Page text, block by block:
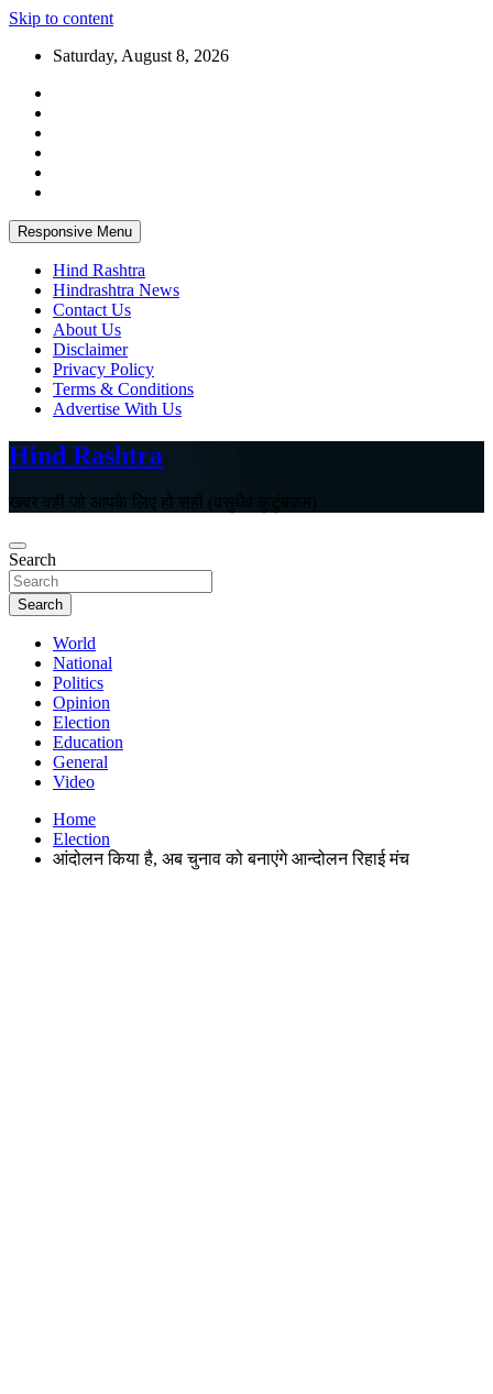
Skip to content
Saturday, August 8, 2026
Responsive Menu
Hind Rashtra
Hindrashtra News
Contact Us
About Us
Disclaimer
Privacy Policy
Terms & Conditions
Advertise With Us
Hind Rashtra
खबर वही जो आपके लिए हो सही (वसुधैव कुटुंबकम)
Search
Search
World
National
Politics
Opinion
Election
Education
General
Video
Home
Election
आंदोलन किया है, अब चुनाव को बनाएंगे आन्दोलन रिहाई मंच